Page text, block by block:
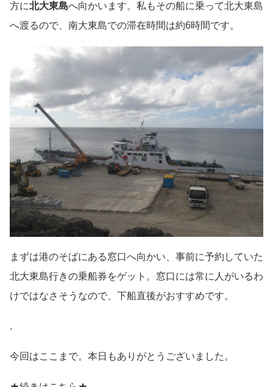
方に北大東島へ向かいます。私もその船に乗って北大東島
へ渡るので、南大東島での滞在時間は約6時間です。
まずは港のそばにある窓口へ向かい、事前に予約していた
北大東島行きの乗船券をゲット。窓口には常に人がいるわ
けではなさそうなので、下船直後がおすすめです。
.
今回はここまで。本日もありがとうございました。